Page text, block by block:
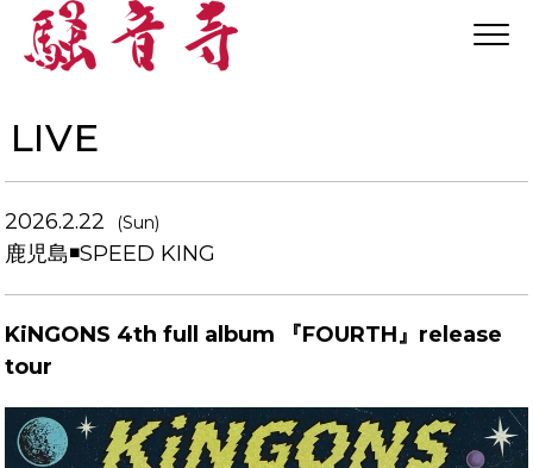
LIVE
2026.2.22 (Sun)
鹿児島◾️SPEED KING
KiNGONS 4th full album 『FOURTH』release
tour